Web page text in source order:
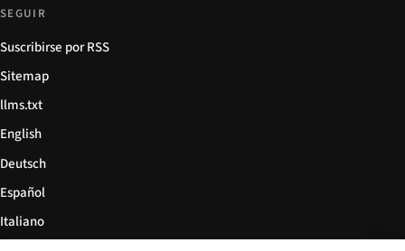
SEGUIR
Suscribirse por RSS
Sitemap
llms.txt
English
Deutsch
Español
Italiano